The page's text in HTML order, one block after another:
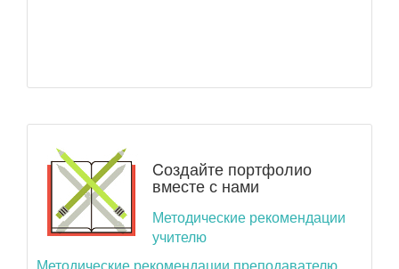
Cоздайте портфолио
вместе с нами
Методические рекомендации
учителю